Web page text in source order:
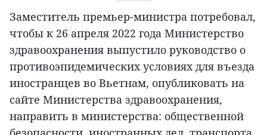
Заместитель премьер-министра потребовал,
чтобы к 26 апреля 2022 года Министерство
здравоохранения выпустило руководство о
противоэпидемических условиях для въезда
иностранцев во Вьетнам, опубликовать на
сайте Министерства здравоохранения,
направить в министерства: общественной